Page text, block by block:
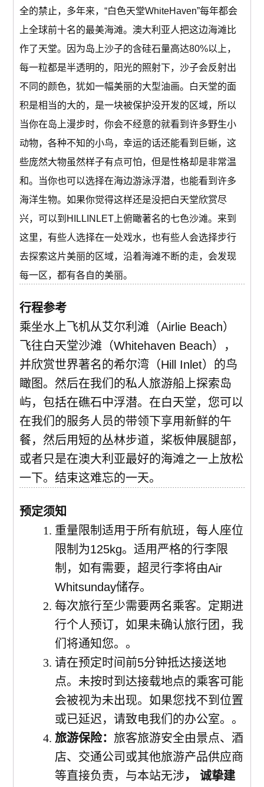
全的禁止，多年来，“白色天堂WhiteHaven”每年都会
上全球前十名的最美海滩。澳大利亚人把这边海滩比
作了天堂。因为岛上沙子的含硅石量高达80%以上，
每一粒都是半透明的，阳光的照射下，沙子会反射出
不同的颜色，犹如一幅美丽的大型油画。白天堂的面
积是相当的大的，是一块被保护没开发的区域，所以
当你在岛上漫步时，你会不经意的就看到许多野生小
动物，各种不知的小鸟，幸运的话还能看到巨蜥，这
些庞然大物虽然样子有点可怕，但是性格却是非常温
和。当你也可以选择在海边游泳浮潜，也能看到许多
海洋生物。如果你觉得这样还是没把白天堂欣赏尽
兴，可以到HILLINLET上俯瞰著名的七色沙滩。来到
这里，有些人选择在一处戏水，也有些人会选择步行
去探索这片美丽的区域，沿着海滩不断的走，会发现
每一区，都有各自的美丽。
行程参考
乘坐水上飞机从艾尔利滩（Airlie Beach）
飞往白天堂沙滩（Whitehaven Beach），
并欣赏世界著名的希尔湾（Hill Inlet）的鸟
瞰图。然后在我们的私人旅游船上探索岛
屿，包括在礁石中浮潜。在白天堂，您可以
在我们的服务人员的带领下享用新鲜的午
餐，然后用短的丛林步道，桨板伸展腿部，
或者只是在澳大利亚最好的海滩之一上放松
一下。结束这难忘的一天。
预定须知
重量限制适用于所有航班，每人座位
限制为125kg。适用严格的行李限
制，如有需要，超灵行李将由Air
Whitsunday储存。
每次旅行至少需要两名乘客。定期进
行个人预订，如果未确认旅行团，我
们将通知您。。
请在预定时间前5分钟抵达接送地
点。未按时到达接载地点的乘客可能
会被视为未出现。如果您找不到位置
或已延迟，请致电我们的办公室。 。
旅游保险： 旅客旅游安全由景点、酒
店、交通公司或其他旅游产品供应商
等直接负责，与本站无涉， 诚挚建